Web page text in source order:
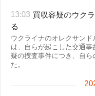
13:03 買収容疑のウク
る
ウクライナのオレクサン
は、自らが起こした交通
疑の捜査事件につき、自
た。